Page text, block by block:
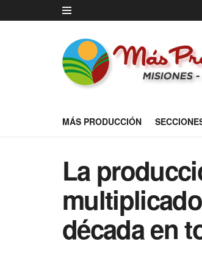
MÁS PRODUCCIÓN
La
década en